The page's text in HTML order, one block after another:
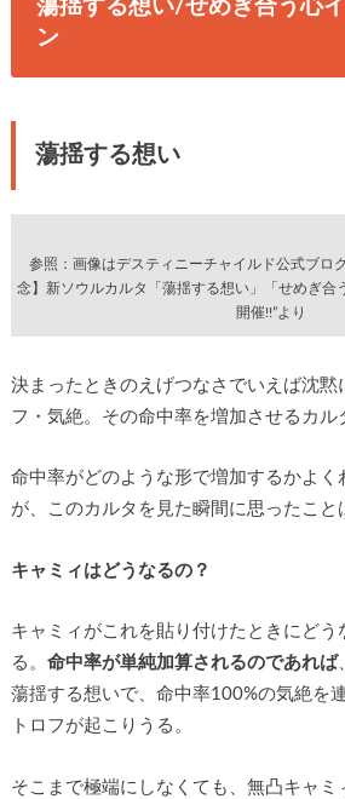
蕩揺する想い/せめぎ合う心
ン
蕩揺する想い
参照：画像はデスティニーチャイルド公式ブロ
念】新ソウルカルタ「蕩揺する想い」「せめぎ合
開催!!”より
決まったときのえげつなさでいえば沈黙
フ・気絶。その命中率を増加させるカル
命中率がどのような形で増加するかよく
が、このカルタを見た瞬間に思ったこと
キャミィはどうなるの？
キャミィがこれを貼り付けたときにどう
る。 命中率が単純加算されるのであれば
蕩揺する想いで、命中率100%の気絶を
トロフが起こりうる。
そこまで極端にしなくても、無凸キャ